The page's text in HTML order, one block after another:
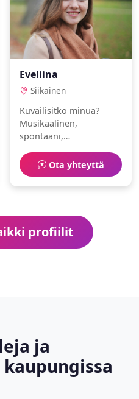
Eveliina
Siikainen
Kuvailisitko minua?
Musikaalinen,
spontaani,
Rakastan uinti ja
hyvinvointi.
Ota yhteyttä
profiilit
ja